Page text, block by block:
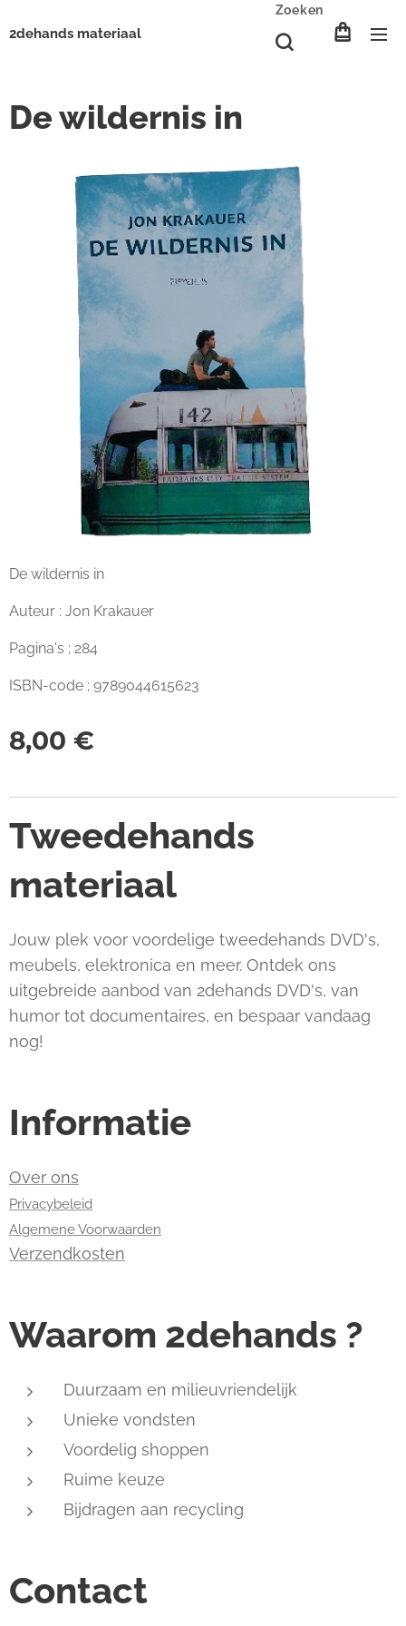
2dehands materiaal
Zoeken
De wildernis in
De wildernis in
Auteur : Jon Krakauer
Pagina's ; 284
ISBN-code ; 9789044615623
8,00 €
Tweedehands
materiaal
Jouw plek voor voordelige tweedehands DVD's,
meubels, elektronica en meer. Ontdek ons
uitgebreide aanbod van 2dehands DVD's, van
humor tot documentaires, en bespaar vandaag
nog!
Informatie
Over ons
Privacybeleid
Algemene Voorwaarden
Verzendkosten
Waarom 2dehands ?
Duurzaam en milieuvriendelijk
Unieke vondsten
Voordelig shoppen
Ruime keuze
Bijdragen aan recycling
Contact